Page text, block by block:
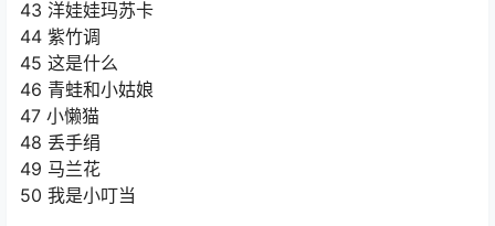
43 洋娃娃玛苏卡
44 紫竹调
45 这是什么
46 青蛙和小姑娘
47 小懒猫
48 丢手绢
49 马兰花
50 我是小叮当